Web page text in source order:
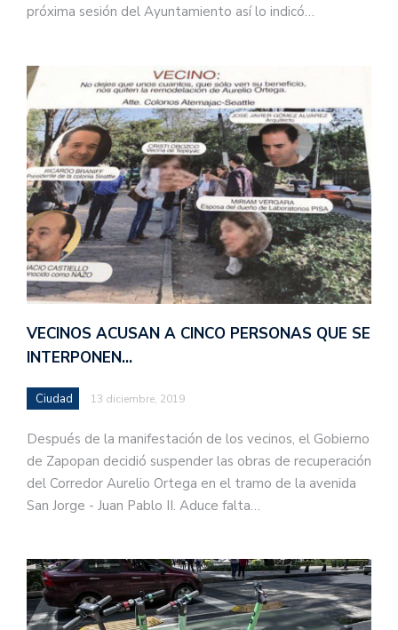
próxima sesión del Ayuntamiento así lo indicó…
VECINOS ACUSAN A CINCO PERSONAS QUE SE
INTERPONEN…
Ciudad 13 diciembre, 2019
Después de la manifestación de los vecinos, el Gobierno
de Zapopan decidió suspender las obras de recuperación
del Corredor Aurelio Ortega en el tramo de la avenida
San Jorge - Juan Pablo II. Aduce falta…